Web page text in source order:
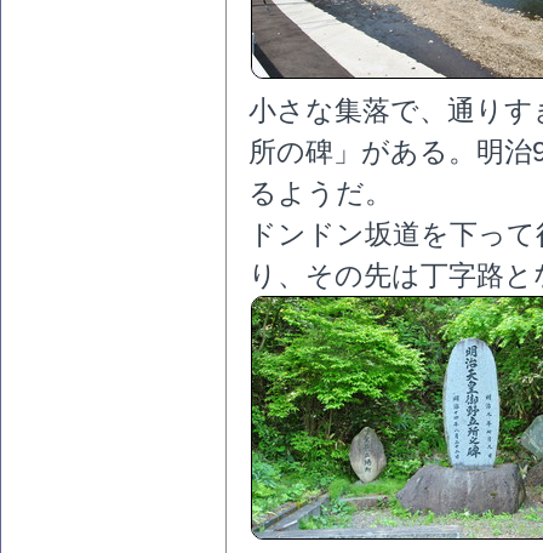
小さな集落で、通り
所の碑」がある。明
るようだ。
ドンドン坂道を下っ
り、その先は丁字路